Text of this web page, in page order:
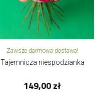
Zawsze darmowa dostawa!
Tajemnicza niespodzianka
149,00 zł